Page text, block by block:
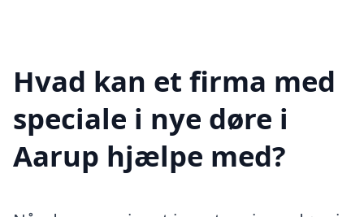
Hvad kan et firma med
speciale i nye døre i
Aarup hjælpe med?